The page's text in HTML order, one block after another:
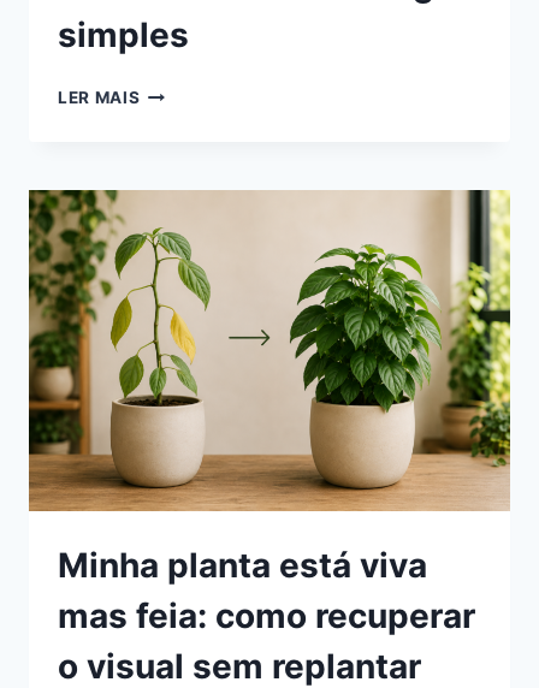
simples
LER MAIS CULTIVO
APARTAMENTOS
ESTÃO
VIRANDO
JARDINS
VERTICAIS
COM
TECNOLOGIA
SIMPLES
Minha planta está viva
mas feia: como recuperar
o visual sem replantar